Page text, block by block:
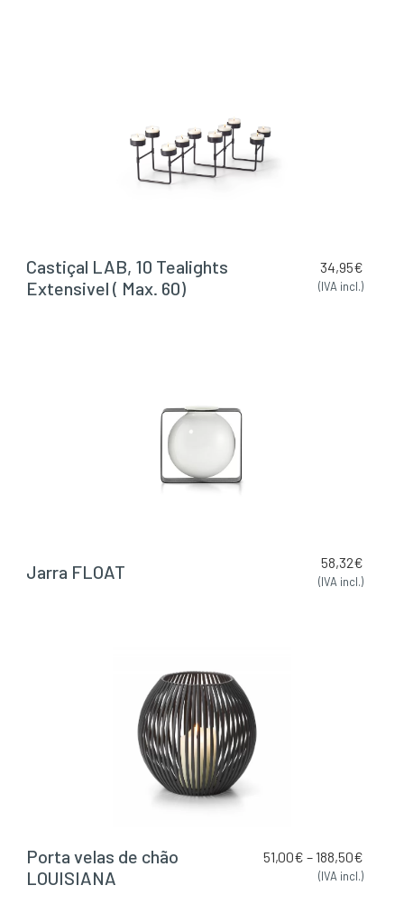
Castiçal LAB, 10 Tealights
Extensivel ( Max. 60)
34,95€
(IVA incl.)
Jarra FLOAT 58,32€
(IVA incl.)
Porta velas de chão
LOUISIANA
51,00€ –188,50€
(IVA incl.)